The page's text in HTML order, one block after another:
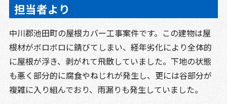
担当者より
中川郡池田町の屋根カバー工事案件です。この建物は屋
根材がボロボロに錆びてしまい、経年劣化により全体的
に屋根が浮き、剥がれて飛散していました。下地の状態
も悪く部分的に腐食やねじれが発生し、更には谷部分が
複雑に入り組んでおり、雨漏りも発生していました。